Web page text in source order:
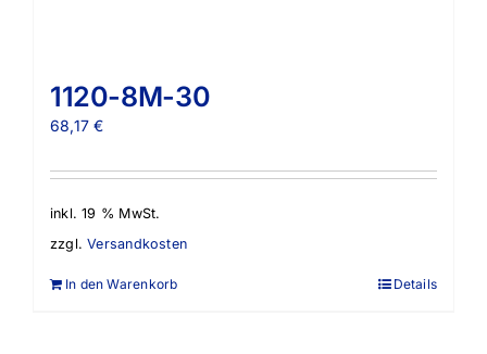
1120-8M-30
68,17€
inkl. 19 % MwSt.
zzgl.Versandkosten
In den Warenkorb Details